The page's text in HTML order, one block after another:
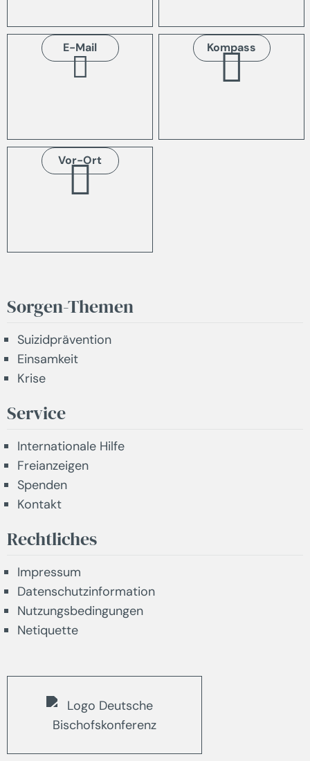
E-Mail Kompass
Vor-Ort
Sorgen-Themen
Suizidprävention
Einsamkeit
Krise
Service
Internationale Hilfe
Freianzeigen
Spenden
Kontakt
Rechtliches
Impressum
Datenschutzinformation
Nutzungsbedingungen
Netiquette